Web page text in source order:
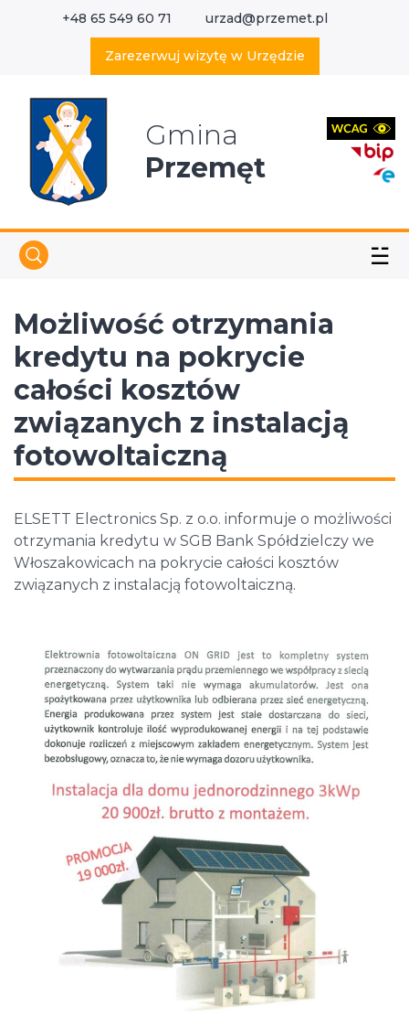
+48 65 549 60 71 urzad@przemet.pl
Zarezerwuj wizytę w Urzędzie
Gmina
Przemęt
☱
Możliwość otrzymania
kredytu na pokrycie
całości kosztów
związanych z instalacją
fotowoltaiczną
ELSETT Electronics Sp. z o.o. informuje o możliwości
otrzymania kredytu w SGB Bank Spółdzielczy we
Włoszakowicach na pokrycie całości kosztów
związanych z instalacją fotowoltaiczną.
Wyszukaj w serwisie